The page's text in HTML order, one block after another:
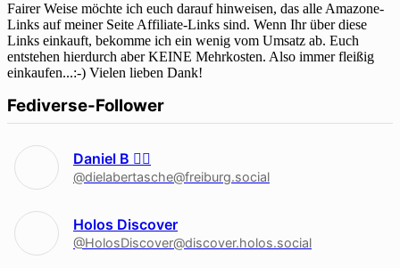
Fairer Weise möchte ich euch darauf hinweisen, das alle Amazone-
Links auf meiner Seite Affiliate-Links sind. Wenn Ihr über diese
Links einkauft, bekomme ich ein wenig vom Umsatz ab. Euch
entstehen hierdurch aber KEINE Mehrkosten. Also immer fleißig
einkaufen...:-) Vielen lieben Dank!
Fediverse-Follower
Daniel B 🏳‍🌈
@dielabertasche@freiburg.social
Holos Discover
@HolosDiscover@discover.holos.social